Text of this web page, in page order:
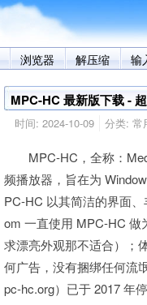
浏览器 解压缩 输
MPC-HC 最新版下载 -
时间:2024-10-09 分类:常
MPC-HC，全称：
频播放器，旨在为
PC-HC 以其简洁的界面
om 一直使用 MPC-HC 做
求漂亮外观那不适合）；
何广告，没有捆绑任何流
pc-hc.org）已于 2017 年